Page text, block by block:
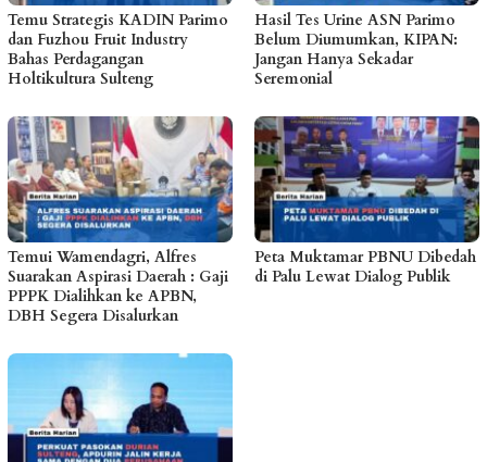
Temu Strategis KADIN Parimo
dan Fuzhou Fruit Industry
Bahas Perdagangan
Holtikultura Sulteng
Hasil Tes Urine ASN Parimo
Belum Diumumkan, KIPAN:
Jangan Hanya Sekadar
Seremonial
Temui Wamendagri, Alfres
Suarakan Aspirasi Daerah : Gaji
PPPK Dialihkan ke APBN,
DBH Segera Disalurkan
Peta Muktamar PBNU Dibedah
di Palu Lewat Dialog Publik